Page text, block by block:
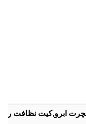
ابرو,کیت نظافت